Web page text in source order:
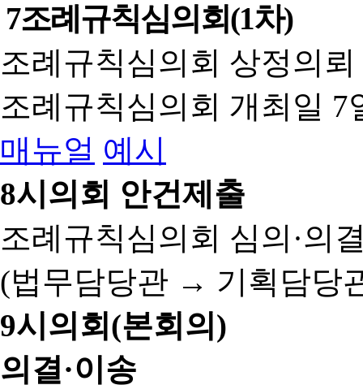
7조례규칙심의회(1차)
조례규칙심의회 상정의
조례규칙심의회 개최일 7
매뉴얼 예시
8시의회 안건제출
조례규칙심의회 심의·의
(법무담당관 → 기획담당
9시의회(본회의)
의결·이송